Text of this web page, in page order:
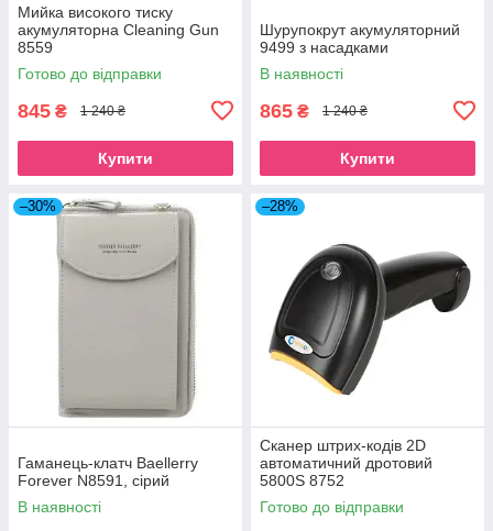
Мийка високого тиску
акумуляторна Cleaning Gun
8559
Готово до відправки
845 ₴ 1 240 ₴
Купити
Шурупокрут акумуляторний
9499 з насадками
В наявності
865 ₴ 1 240 ₴
Купити
–30%
Гаманець-клатч Baellerry
Forever N8591, сірий
В наявності
–28%
Сканер штрих-кодів 2D
автоматичний дротовий
5800S 8752
Готово до відправки